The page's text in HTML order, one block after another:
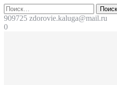
Перейти
к
содержимому
Поиск
909725 zdorovie.kaluga@mail.ru
0